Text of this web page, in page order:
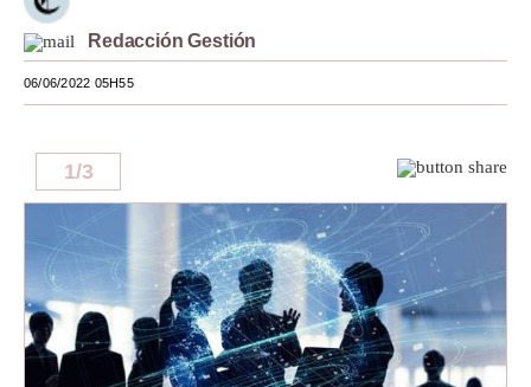
Opinión
Editorial
Blogs
Viajes
Moda
Redacción Gestión
06/06/2022 05H55
1/3